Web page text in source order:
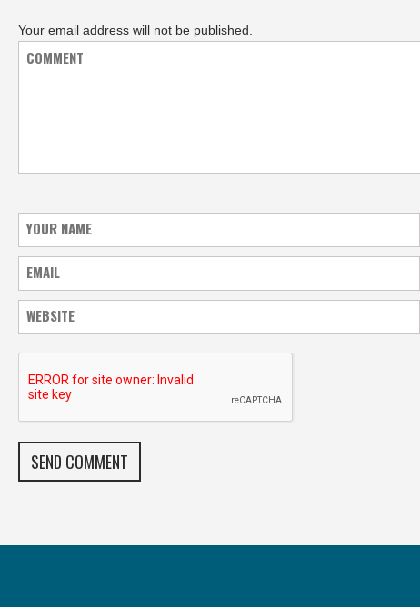
Your email address will not be published.